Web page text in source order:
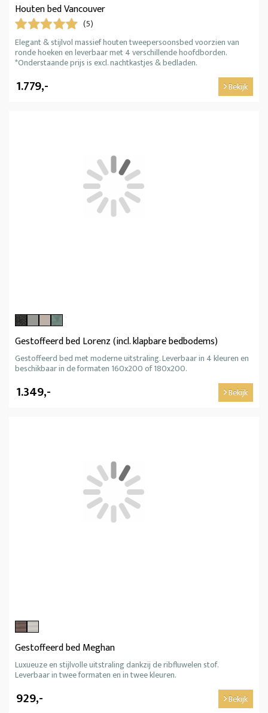
Houten bed Vancouver
(5)
Elegant & stijlvol massief houten tweepersoonsbed voorzien van
ronde hoeken en leverbaar met 4 verschillende hoofdborden.
*Onderstaande prijs is excl. nachtkastjes & bedladen.
1.779,- Bekijk
Gestoffeerd bed Lorenz (incl. klapbare bedbodems)
Gestoffeerd bed met moderne uitstraling. Leverbaar in 4 kleuren en
beschikbaar in de formaten 160x200 of 180x200.
1.349,- Bekijk
Gestoffeerd bed Meghan
Luxueuze en stijlvolle uitstraling dankzij de ribfluwelen stof.
Leverbaar in twee formaten en in twee kleuren.
929,- Bekijk